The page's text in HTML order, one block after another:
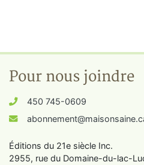
Pour nous joindre
450 745-0609
Éditions du 21e siècle Inc.
2955, rue du Domaine-du-lac-